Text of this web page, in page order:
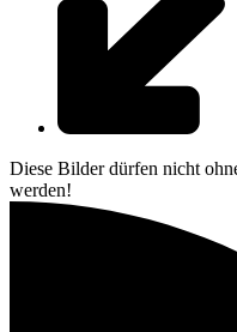
Diese Bilder dürfen nicht
werden!